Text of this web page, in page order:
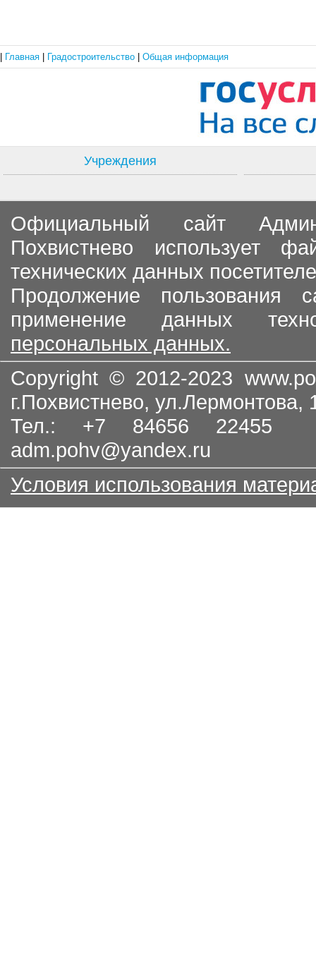
Главная Градостроительство Общая информация
Учреждения
Официальный сайт
Похвистнево использует
технических данных
Продолжение пользования
применение данных
персональных данных.
Copyright © 2012-2023
г.Похвистнево, ул.Лермонтова,
Тел.: +7 84656
adm.pohv@yandex.ru
Условия использования